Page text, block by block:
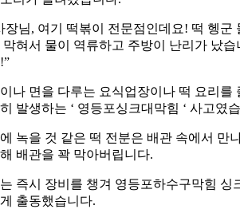
장님, 여기 떡볶이 전문점인데요! 떡 헹군
막혀서 물이 역류하고 주방이 난리가 났
나 면을 다루는 요식업장이나 떡 요리를
발생하는 ‘ 영등포싱크대막힘 ‘ 사고였
녹을 것 같은 떡 전분은 배관 속에서 만
배관을 꽉 막아버립니다.
즉시 장비를 챙겨 영등포하수구막힘 싱
출동했습니다.